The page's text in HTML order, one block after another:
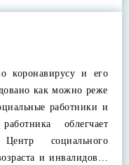
коронавирусу и его
как можно реже
работники и
облегчает
социального
и инвалидов…